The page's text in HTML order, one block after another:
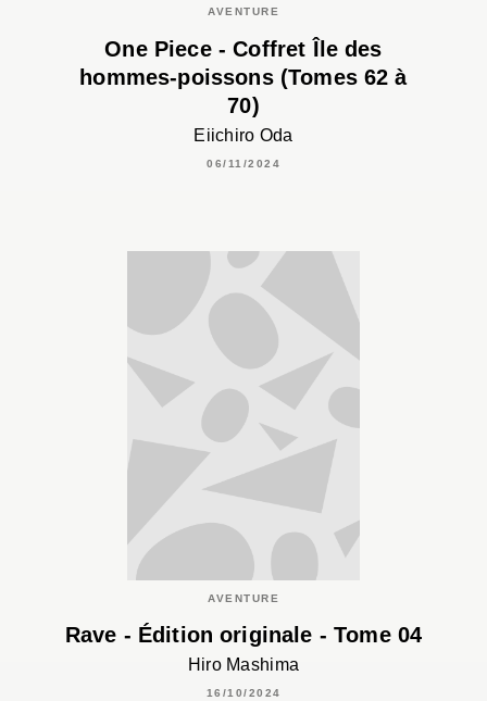
AVENTURE
One Piece - Coffret Île des
hommes-poissons (Tomes 62 à
70)
Eiichiro Oda
06/11/2024
AVENTURE
Rave - Édition originale - Tome 04
Hiro Mashima
16/10/2024